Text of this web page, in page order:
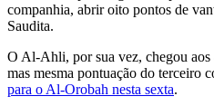
companhia, abrir oito pontos de
Saudita.
O Al-Ahli, por sua vez, chegou aos
mas mesma pontuação do terceiro
para o Al-Orobah nesta sexta.